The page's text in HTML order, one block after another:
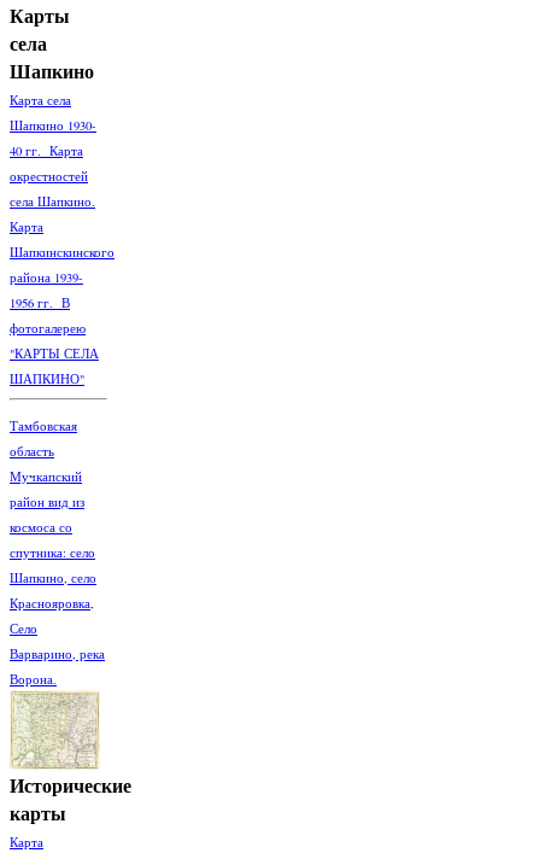
Карты
села
Шапкино
Карта села
Шапкино 1930-
40 гг. Карта
окрестностей
села Шапкино.
Карта
Шапкинскинского
района 1939-
1956 гг. В
фотогалерею
"КАРТЫ СЕЛА
ШАПКИНО"
Тамбовская
область
Мучкапский
район вид из
космоса со
спутника: село
Шапкино, село
Краснояровка,
Село
Варварино, река
Ворона.
Исторические
карты
Карта